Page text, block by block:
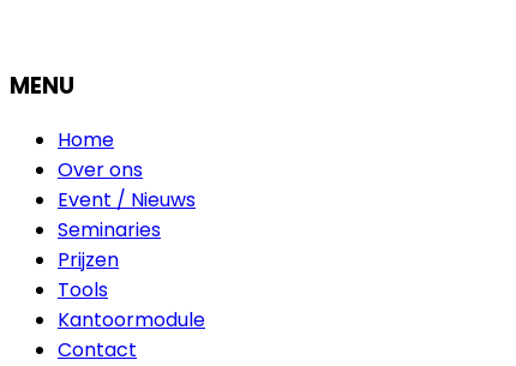
MENU
Home
Over ons
Event / Nieuws
Seminaries
Prijzen
Tools
Kantoormodule
Contact